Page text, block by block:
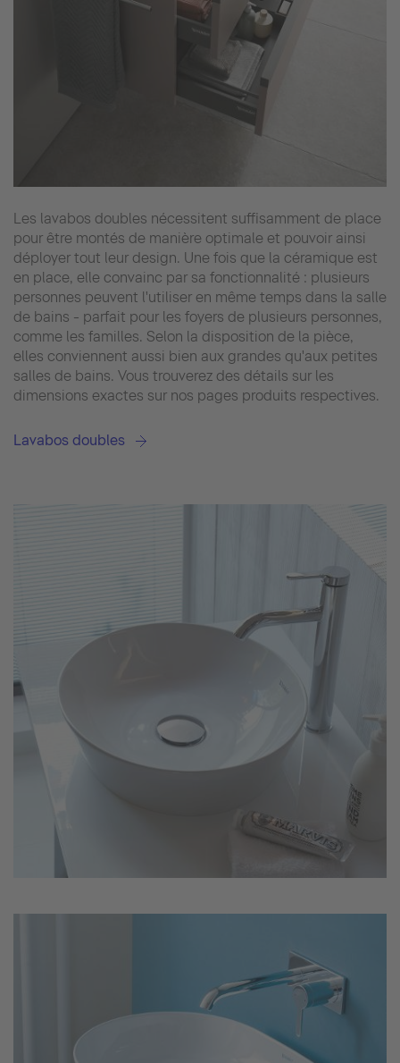
Les lavabos doubles nécessitent suffisamment de place
pour être montés de manière optimale et pouvoir ainsi
déployer tout leur design. Une fois que la céramique est
en place, elle convainc par sa fonctionnalité : plusieurs
personnes peuvent l'utiliser en même temps dans la salle
de bains - parfait pour les foyers de plusieurs personnes,
comme les familles. Selon la disposition de la pièce,
elles conviennent aussi bien aux grandes qu'aux petites
salles de bains. Vous trouverez des détails sur les
dimensions exactes sur nos pages produits respectives.
Lavabos doubles